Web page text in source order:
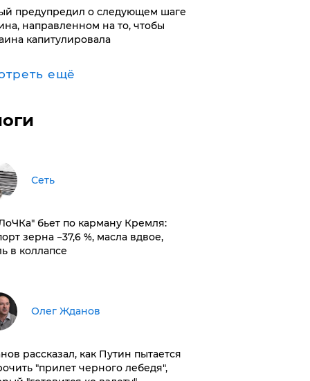
предупредил о следующем шаге
направленном на то, чтобы
капитулировала
ещё
Сеть
бьет по карману Кремля:
зерна −37,6 %, масла вдвое,
в коллапсе
Олег Жданов
рассказал, как Путин пытается
"прилет черного лебедя",